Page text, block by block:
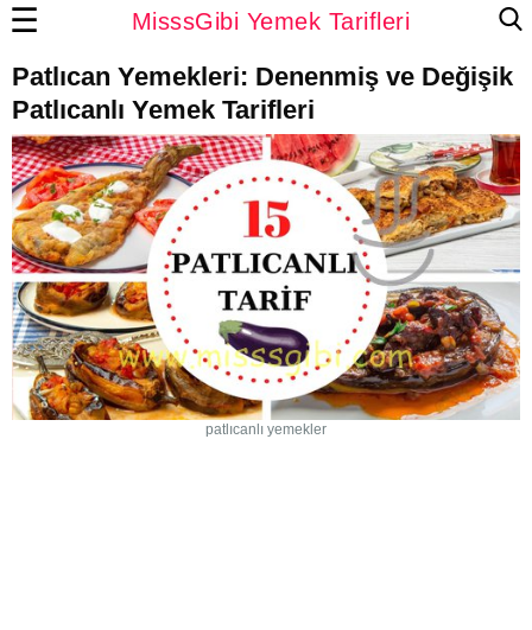
MisssGibi Yemek Tarifleri
☰
Patlıcan Yemekleri: Denenmiş ve Değişik
Patlıcanlı Yemek Tarifleri
patlıcanlı yemekler